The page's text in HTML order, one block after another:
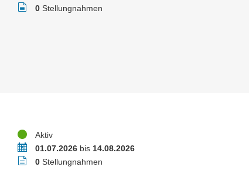
Stellungnahmen
0 Stellungnahmen
StatusAktiv
Zeitraum01.07.2026 bis 14.08.2026
Stellungnahmen
0 Stellungnahmen